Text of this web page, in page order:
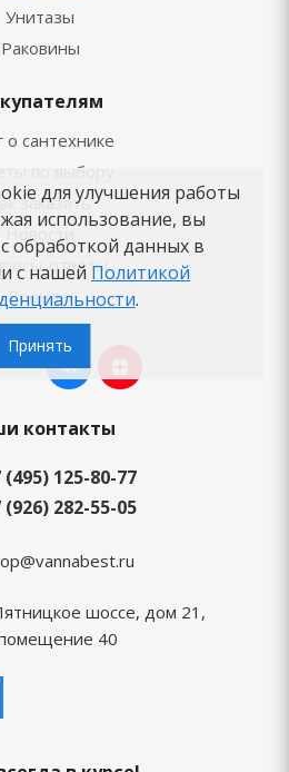
Унитазы
Раковины
о сантехнике
по выбору
заказать
Новости
ответы
Бренды
контакты
(495) 125-80-77
(926) 282-55-05
шоссе, дом 21,
40
для улучшения работы
использование, вы
обработкой данных в
с нашей Политикой
.
Принять